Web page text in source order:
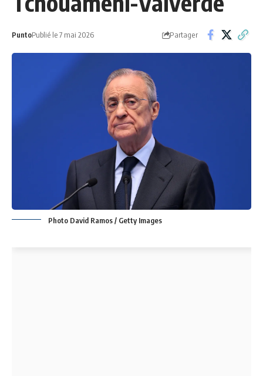
PuntoPublié le 7 mai 2026 Partager
Photo David Ramos / Getty Images